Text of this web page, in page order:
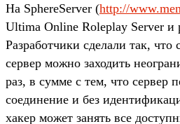
На SphereServer (http://
Ultima Online Roleplay Server и
Разработчики сделали так, что
сервер можно заходить
раз, в сумме с тем, что сервер
соединение и без
хакер может занять все